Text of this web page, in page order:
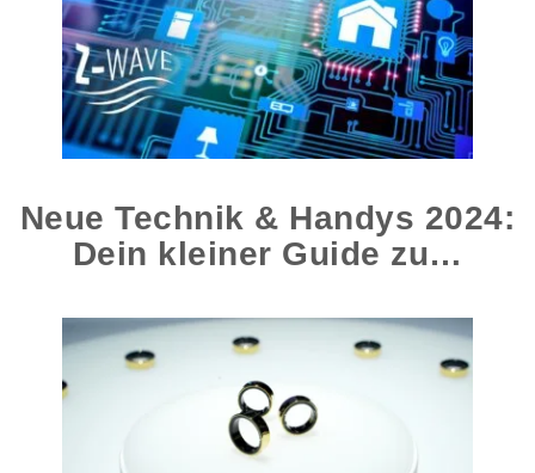
Neue Technik & Handys 2024:
Dein kleiner Guide zu…